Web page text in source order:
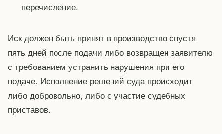
перечисление.
Иск должен быть принят в производство спустя
пять дней после подачи либо возвращен заявителю
с требованием устранить нарушения при его
подаче. Исполнение решений суда происходит
либо добровольно, либо с участие судебных
приставов.